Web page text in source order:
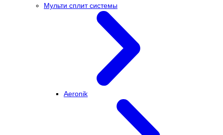
Мульти сплит системы
Aeronik